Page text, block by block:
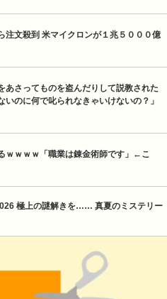
注文殺到 米マイクロンが１兆５０００億
あさってものを盗んだりして説教された
のに何で叱られなきゃいけないの？」
ｗｗｗｗ「職業は錬金術師です」←こ
極上の謎解きを…… 真夏のミステリー